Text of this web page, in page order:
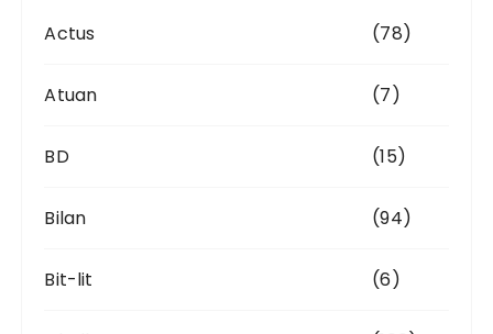
Actus (78)
Atuan (7)
BD (15)
Bilan (94)
Bit-lit (6)